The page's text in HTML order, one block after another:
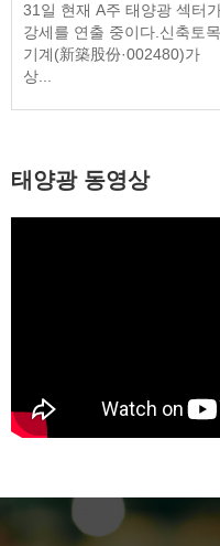
31일 현재 A주 태양광 섹터
강세를 연출 중이다.신축토목
기계(新築股份·002480)가
상...
태양광 동영상